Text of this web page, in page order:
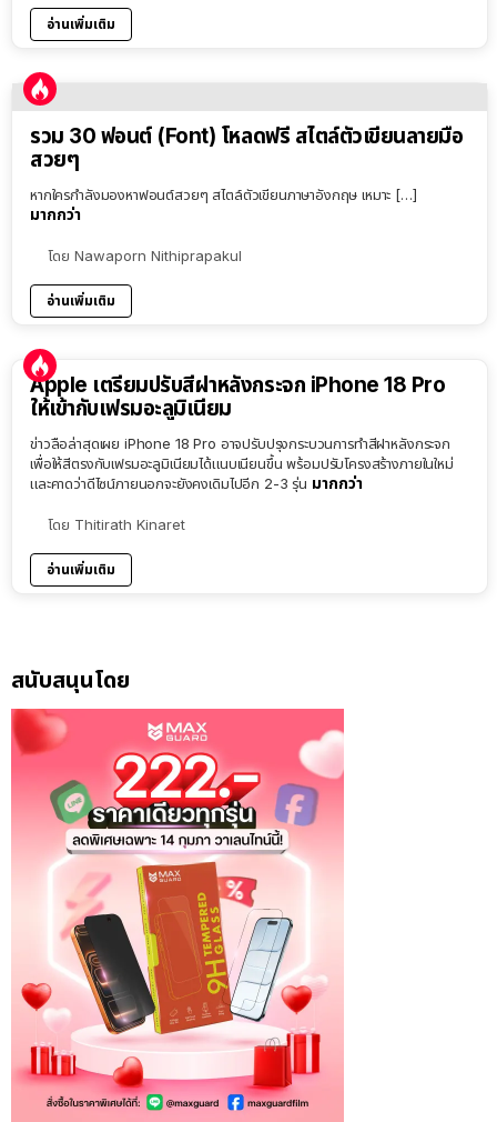
อ่านเพิ่มเติม
รวม 30 ฟอนต์ (Font) โหลดฟรี สไตล์ตัวเขียนลายมือ
สวยๆ
หากใครกำลังมองหาฟอนต์สวยๆ สไตล์ตัวเขียนภาษาอังกฤษ เหมาะ […]
มากกว่า
โดย Nawaporn Nithiprapakul
อ่านเพิ่มเติม
Apple เตรียมปรับสีฝาหลังกระจก iPhone 18 Pro
ให้เข้ากับเฟรมอะลูมิเนียม
ข่าวลือล่าสุดเผย iPhone 18 Pro อาจปรับปรุงกระบวนการทำสีฝาหลังกระจก
เพื่อให้สีตรงกับเฟรมอะลูมิเนียมได้แนบเนียนขึ้น พร้อมปรับโครงสร้างภายในใหม่
และคาดว่าดีไซน์ภายนอกจะยังคงเดิมไปอีก 2-3 รุ่น มากกว่า
โดย Thitirath Kinaret
อ่านเพิ่มเติม
สนับสนุนโดย